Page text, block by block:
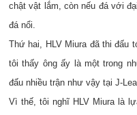
chật vật lắm, còn nếu đá với
đá nổi.
Thứ hai, HLV Miura đã thi đấu
tôi thấy ông ấy là một trong
đấu nhiều trận như vậy tại J-
Vì thế, tôi nghĩ HLV Miura là